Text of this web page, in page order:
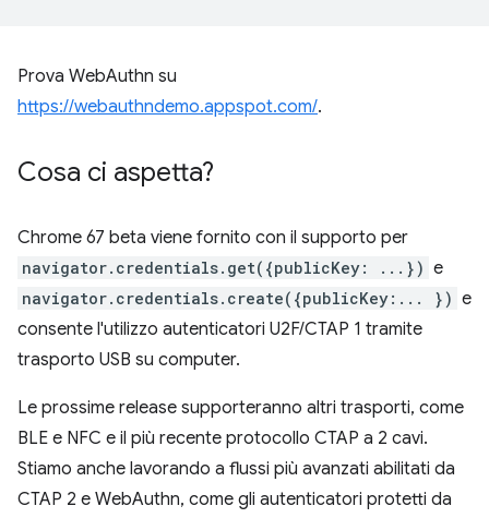
Prova WebAuthn su
https://webauthndemo.appspot.com/.
Cosa ci aspetta?
Chrome 67 beta viene fornito con il supporto per
navigator.credentials.get({publicKey: ...}) e
navigator.credentials.create({publicKey:... }) e
consente l'utilizzo autenticatori U2F/CTAP 1 tramite
trasporto USB su computer.
Le prossime release supporteranno altri trasporti, come
BLE e NFC e il più recente protocollo CTAP a 2 cavi.
Stiamo anche lavorando a flussi più avanzati abilitati da
CTAP 2 e WebAuthn, come gli autenticatori protetti da